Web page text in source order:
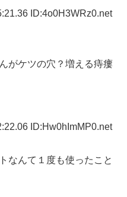
ID:4o0H3WRz0.net
がケツの穴？増える痔瘻
ID:Hw0hImMP0.net
なんて１度も使ったこと